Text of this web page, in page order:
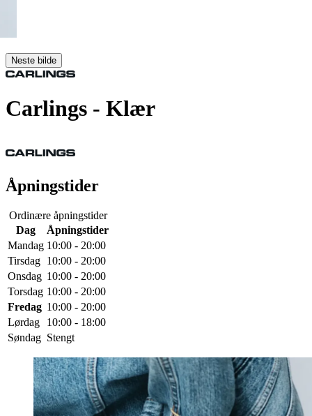
Neste bilde
Carlings - Klær
Åpningstider
Ordinære åpningstider
Dag
Åpningstider
Mandag 10:00 - 20:00
Tirsdag 10:00 - 20:00
Onsdag 10:00 - 20:00
Torsdag 10:00 - 20:00
Fredag 10:00 - 20:00
Lørdag
10:00 - 18:00
Søndag Stengt